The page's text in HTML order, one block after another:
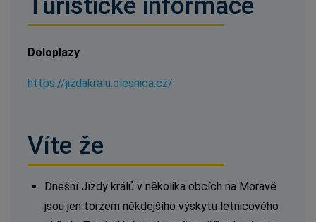
Doloplazy
https://jizdakralu.olesnica.cz/
Víte že
Dnešní Jízdy králů v několika obcích na Moravě
jsou jen torzem někdejšího výskytu letnicového